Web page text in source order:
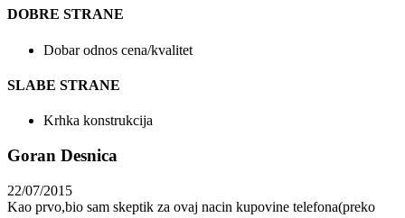
DOBRE STRANE
Dobar odnos cena/kvalitet
SLABE STRANE
Krhka konstrukcija
Goran Desnica
22/07/2015
Kao prvo,bio sam skeptik za ovaj nacin kupovine telefona(preko